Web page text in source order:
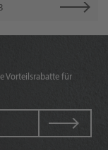
Vorteilsrabatte für